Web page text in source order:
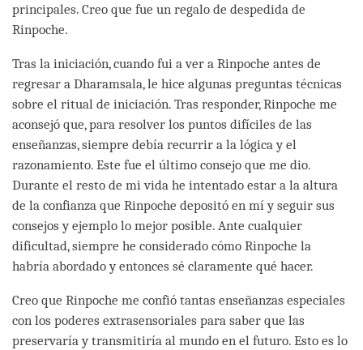
principales. Creo que fue un regalo de despedida de
Rinpoche.
Tras la iniciación, cuando fui a ver a Rinpoche antes de
regresar a Dharamsala, le hice algunas preguntas técnicas
sobre el ritual de iniciación. Tras responder, Rinpoche me
aconsejó que, para resolver los puntos difíciles de las
enseñanzas, siempre debía recurrir a la lógica y el
razonamiento. Este fue el último consejo que me dio.
Durante el resto de mi vida he intentado estar a la altura
de la confianza que Rinpoche depositó en mí y seguir sus
consejos y ejemplo lo mejor posible. Ante cualquier
dificultad, siempre he considerado cómo Rinpoche la
habría abordado y entonces sé claramente qué hacer.
Creo que Rinpoche me confió tantas enseñanzas especiales
con los poderes extrasensoriales para saber que las
preservaría y transmitiría al mundo en el futuro. Esto es lo